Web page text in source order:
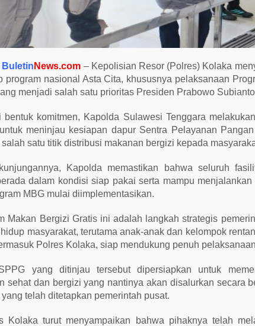
n
B
g
z
i
G
a
i
d
a
P
m
e
n
t
h
Buletin News.com – Kepolisian Resor (Polres) Kolaka
program nasional Asta Cita, khususnya pelaksanaan
menjadi salah satu prioritas Presiden Prabowo
bentuk komitmen, Kapolda Sulawesi Tenggara
meninjau kesiapan dapur Sentra Pelayanan
satu titik distribusi makanan bergizi kepada
Kapolda memastikan bahwa seluruh
dalam kondisi siap pakai serta mampu menjalankan
MBG mulai diimplementasikan.
Makan Bergizi Gratis ini adalah langkah strategis
masyarakat, terutama anak-anak dan kelompok
Polres Kolaka, siap mendukung penuh
yang ditinjau tersebut dipersiapkan untuk
sehat dan bergizi yang nantinya akan disalurkan secara
telah ditetapkan pemerintah pusat.
Kolaka turut menyampaikan bahwa pihaknya telah